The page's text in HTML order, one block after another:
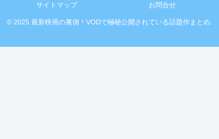
サイトマップ
お問合せ
© 2025 最新映画の裏側！VODで極秘公開されている話題作まとめ.